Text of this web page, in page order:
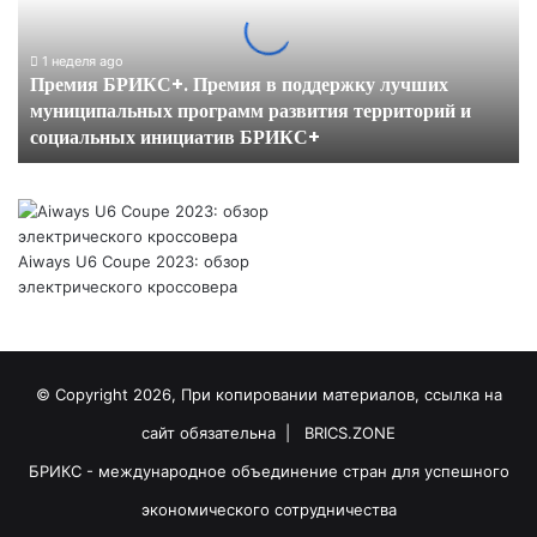
муниципальных
программ
развития
территорий
и
инициатив
БРИКС+
1 неделя ago
Премия БРИКС+. Премия в поддержку лучших
муниципальных программ развития территорий и
социальных инициатив БРИКС+
Aiways U6 Coupe 2023: обзор
электрического кроссовера
© Copyright 2026, При копировании материалов, ссылка на
сайт обязательна |
BRICS.ZONE
БРИКС - международное объединение стран для успешного
экономического сотрудничества